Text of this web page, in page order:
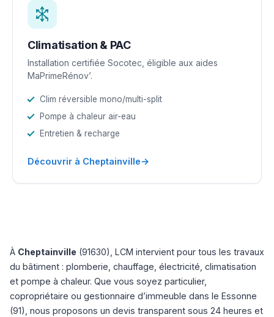
Climatisation & PAC
Installation certifiée Socotec, éligible aux aides
MaPrimeRénov’.
Clim réversible mono/multi-split
Pompe à chaleur air-eau
Entretien & recharge
Découvrir à Cheptainville→
À Cheptainville (91630), LCM intervient pour tous les travaux
du bâtiment : plomberie, chauffage, électricité, climatisation
et pompe à chaleur. Que vous soyez particulier,
copropriétaire ou gestionnaire d’immeuble dans le Essonne
(91), nous proposons un devis transparent sous 24 heures et